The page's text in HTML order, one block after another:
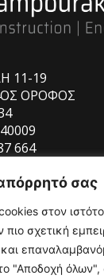
σας
στον
σχετική
"Αποδοχή όλων",
11-19
ΟΡΟΦΟΣ
664
ΒΡΕΙΤΕ